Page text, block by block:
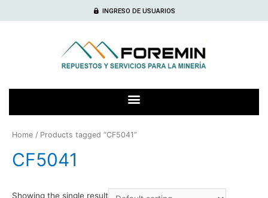
INGRESO DE USUARIOS
Home / Products tagged “CF5041”
CF5041
Showing the single result